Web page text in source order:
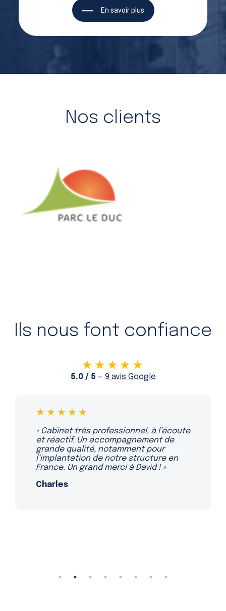
En savoir plus
Nos clients
Ils nous font confiance
★★★★★
5,0 / 5 — 9 avis Google
★★★★★
« Travailler avec ce cabinet a été une
expérience très positive pour notre
entreprise. L’équipe est compétente
et réactive. »